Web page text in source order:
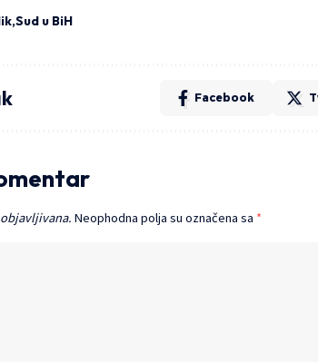
Sud u BiH
Facebook
Neophodna polja su označena sa *